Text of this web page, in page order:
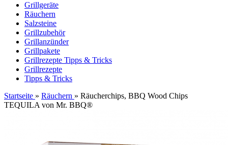
Grillgeräte
Räuchern
Salzsteine
Grillzubehör
Grillanzünder
Grillpakete
Grillrezepte Tipps & Tricks
Grillrezepte
Tipps & Tricks
Startseite » Räuchern » Räucherchips, BBQ Wood Chips
TEQUILA von Mr. BBQ®